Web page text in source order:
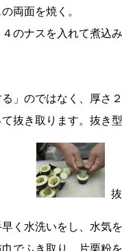
両面を焼く。
のナスを入れて煮込
」のではなく、厚さ
抜き取ります。抜き
く水洗いをし、水気を
でふき取り、片栗粉